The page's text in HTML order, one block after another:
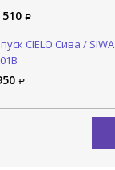
510
CIELO Сива / SIWA